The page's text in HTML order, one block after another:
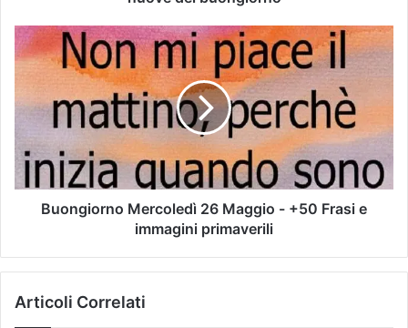
Buongiorno Mercoledì 26 Maggio - +50 Frasi e
immagini primaverili
Articoli Correlati